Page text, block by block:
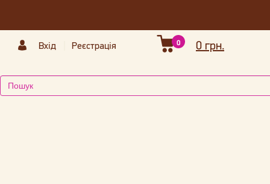
Вхід Реєстрація 0 грн.
0